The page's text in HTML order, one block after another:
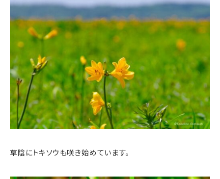
草陰にトキソウも咲き始めています。